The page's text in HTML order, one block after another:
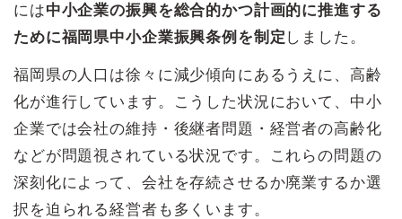
には中小企業の振興を総合的かつ計画的に推進する
ために福岡県中小企業振興条例を制定 しました。
福岡県の人口は徐々に減少傾向にあるうえに、高齢
化が進行しています。こうした状況において、中小
企業では会社の維持・後継者問題・経営者の高齢化
などが問題視されている状況です。これらの問題の
深刻化によって、会社を存続させるか廃業するか選
択を迫られる経営者も多くいます。